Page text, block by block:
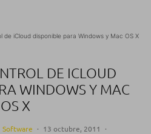
de iCloud disponible para Windows y Mac OS X
DE ICLOUD
WINDOWS Y MAC
OS X
Software · 13 octubre, 2011
·